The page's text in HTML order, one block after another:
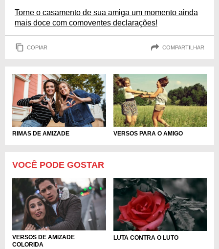
Torne o casamento de sua amiga um momento ainda
mais doce com comoventes declarações!
COPIAR COMPARTILHAR
RIMAS DE AMIZADE VERSOS PARA O AMIGO
VOCÊ PODE GOSTAR
VERSOS DE AMIZADE
COLORIDA
LUTA CONTRA O LUTO